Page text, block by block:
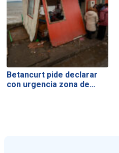
Betancurt pide declarar
con urgencia zona de…